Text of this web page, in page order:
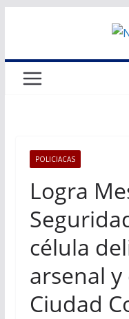
POLICIACAS
Logra
célula
arsenal
Ciudad